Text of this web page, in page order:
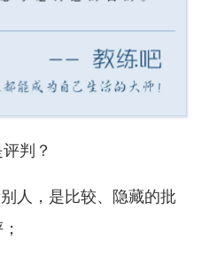
判？
人，是比较、隐藏的批